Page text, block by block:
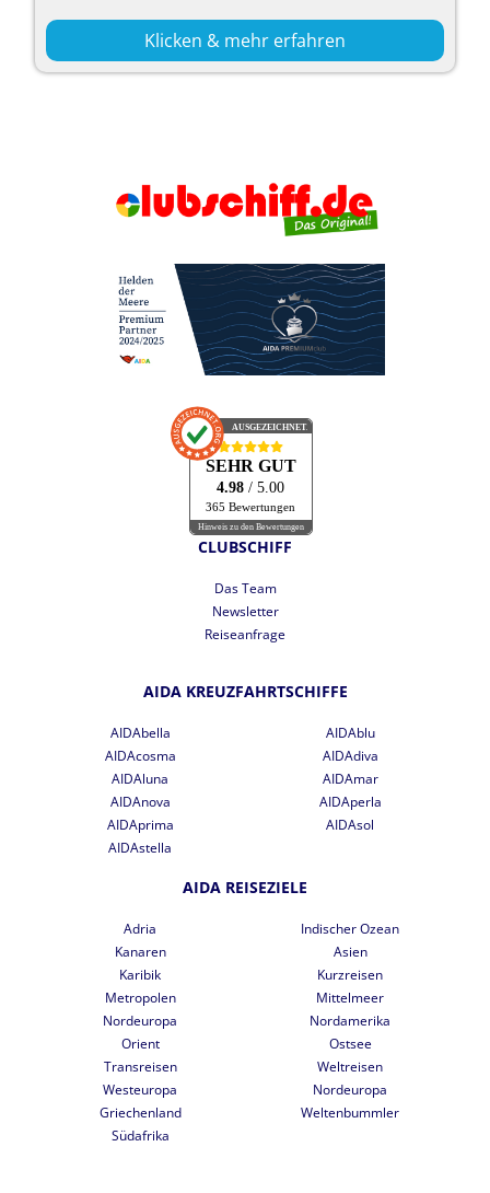
Klicken & mehr erfahren
AUSGEZEICHNET
SEHR GUT
4.98/ 5.00
365 Bewertungen
Hinweis zu den Bewertungen
CLUBSCHIFF
Das Team
Newsletter
Reiseanfrage
AIDA KREUZFAHRTSCHIFFE
AIDAbella
AIDAblu
AIDAcosma
AIDAdiva
AIDAluna
AIDAmar
AIDAnova
AIDAperla
AIDAprima
AIDAsol
AIDAstella
AIDA REISEZIELE
Adria
Indischer Ozean
Kanaren
Asien
Karibik
Kurzreisen
Metropolen
Mittelmeer
Nordeuropa
Nordamerika
Orient
Ostsee
Transreisen
Weltreisen
Westeuropa
Nordeuropa
Griechenland
Weltenbummler
Südafrika